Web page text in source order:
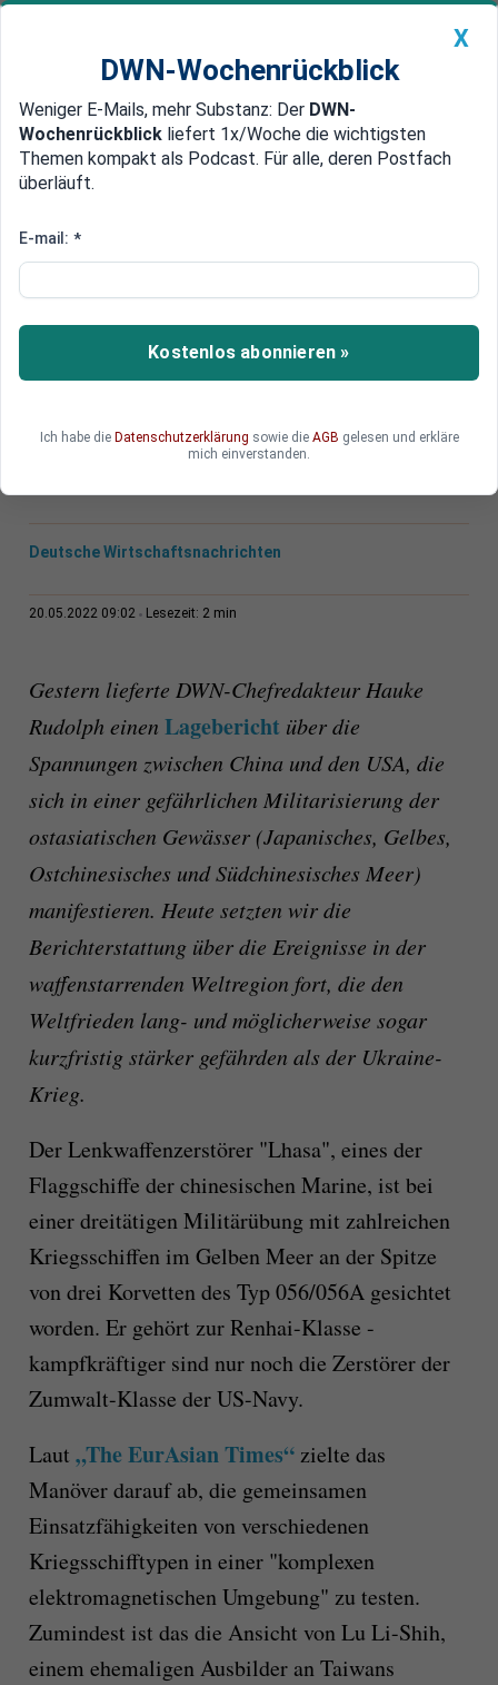
Newsticker MEIN DWN: Geldanlage Premium
Edelmetalle DWN-Magazin China
Spannungen nehmen weiter zu:
Flugzeugträger / Sorge auf
Deutsche Wirtschaftsnachrichten
20.05.2022 09:02 Lesezeit: 2 min
Gestern lieferte DWN-Chefredakteur Hauke
Rudolph einen Lagebericht über die
Spannungen zwischen China und den USA, die
sich in einer gefährlichen Militarisierung der
ostasiatischen Gewässer (Japanisches, Gelbes,
Ostchinesisches und Südchinesisches Meer)
manifestieren. Heute setzten wir die
Berichterstattung über die Ereignisse in der
waffenstarrenden Weltregion fort, die den
Weltfrieden lang- und möglicherweise sogar
kurzfristig stärker gefährden als der Ukraine-
Krieg.
Der Lenkwaffenzerstörer "Lhasa", eines der
Flaggschiffe der chinesischen Marine, ist bei
einer dreitätigen Militärübung mit zahlreichen
Kriegsschiffen im Gelben Meer an der Spitze
von drei Korvetten des Typ 056/056A gesichtet
worden. Er gehört zur Renhai-Klasse -
kampfkräftiger sind nur noch die Zerstörer der
Zumwalt-Klasse der US-Navy.
Laut „The EurAsian Times“zielte das
Manöver darauf ab, die gemeinsamen
Einsatzfähigkeiten von verschiedenen
Kriegsschifftypen in einer "komplexen
elektromagnetischen Umgebung" zu testen.
Zumindest ist das die Ansicht von Lu Li-Shih,
einem ehemaligen Ausbilder an Taiwans
X
DWN-Wochenrückblick
Weniger E-Mails, mehr Substanz: Der DWN-
Wochenrückblick liefert 1x/Woche die wichtigsten
Themen kompakt als Podcast. Für alle, deren Postfach
überläuft.
E-mail: *
Kostenlos abonnieren »
Ich habe die Datenschutzerklärung sowie die AGB gelesen und erkläre
mich einverstanden.